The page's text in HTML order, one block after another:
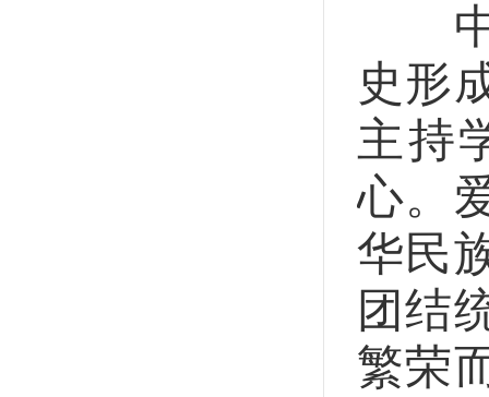
中
史形
主持
心。
华民
团结
繁荣